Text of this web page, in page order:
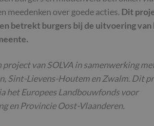
meedenken over goede acties. Dit
betrekt burgers bij de uitvoering van
project van SOLVA in samenwerking
Sint-Lievens-Houtem en Zwalm. Dit
het Europees Landbouwfonds voor
en Provincie Oost-Vlaanderen.